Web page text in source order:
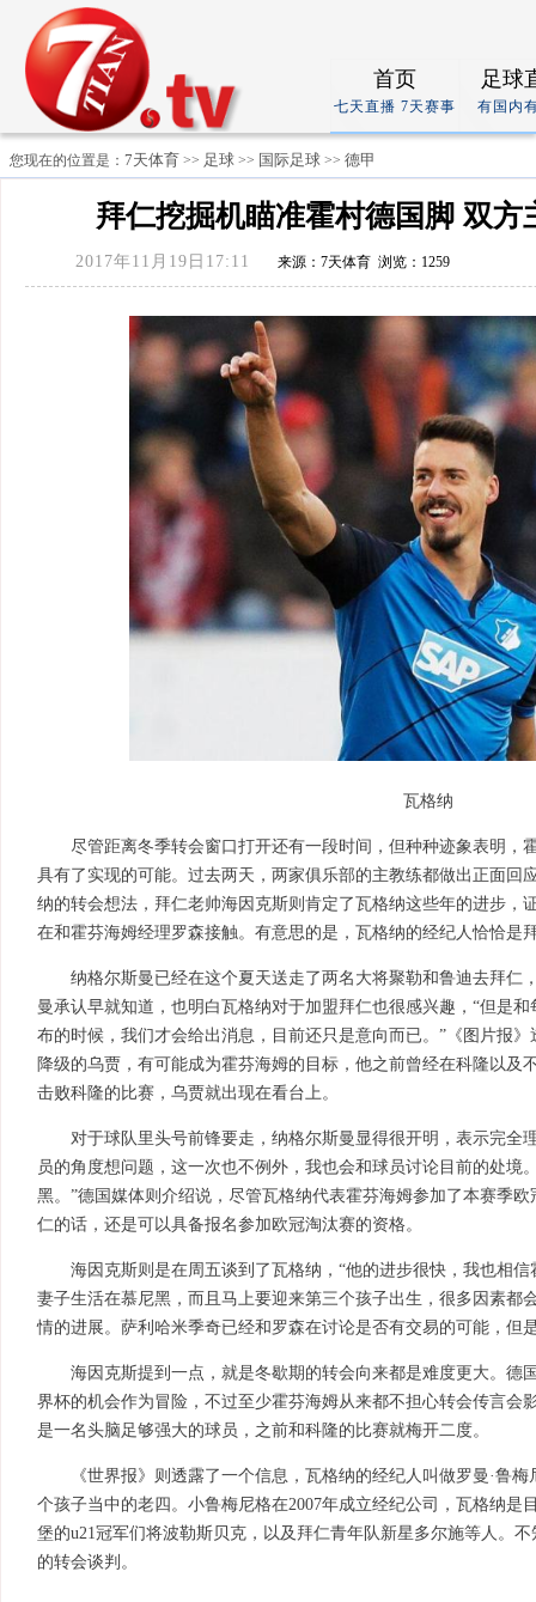
足球
有国内
首页
七天直播 7天赛事
您现在的位置是： 7天体育 >> 足球 >> 国际足球 >> 德甲
拜仁挖掘机瞄准霍村德国脚 双
2017年11月19日17:11 来源：7天体育 浏览：1259
瓦格纳
尽管距离冬季转会窗口打开还有一段时间，但种种迹象表明，
具有了实现的可能。过去两天，两家俱乐部的主教练都做出正面回
纳的转会想法，拜仁老帅海因克斯则肯定了瓦格纳这些年的进步，
在和霍芬海姆经理罗森接触。有意思的是，瓦格纳的经纪人恰恰是
纳格尔斯曼已经在这个夏天送走了两名大将聚勒和鲁迪去拜仁
曼承认早就知道，也明白瓦格纳对于加盟拜仁也很感兴趣，“但是
布的时候，我们才会给出消息，目前还只是意向而已。”《图片报
降级的乌贾，有可能成为霍芬海姆的目标，他之前曾经在科隆以及
击败科隆的比赛，乌贾就出现在看台上。
对于球队里头号前锋要走，纳格尔斯曼显得很开明，表示完全
员的角度想问题，这一次也不例外，我也会和球员讨论目前的处境
黑。”德国媒体则介绍说，尽管瓦格纳代表霍芬海姆参加了本赛季
仁的话，还是可以具备报名参加欧冠淘汰赛的资格。
海因克斯则是在周五谈到了瓦格纳，“他的进步很快，我也相
妻子生活在慕尼黑，而且马上要迎来第三个孩子出生，很多因素都
情的进展。萨利哈米季奇已经和罗森在讨论是否有交易的可能，但
海因克斯提到一点，就是冬歇期的转会向来都是难度更大。德
界杯的机会作为冒险，不过至少霍芬海姆从来都不担心转会传言会
是一名头脑足够强大的球员，之前和科隆的比赛就梅开二度。
《世界报》则透露了一个信息，瓦格纳的经纪人叫做罗曼·鲁
个孩子当中的老四。小鲁梅尼格在2007年成立经纪公司，瓦格纳是
堡的u21冠军们将波勒斯贝克，以及拜仁青年队新星多尔施等人。
的转会谈判。